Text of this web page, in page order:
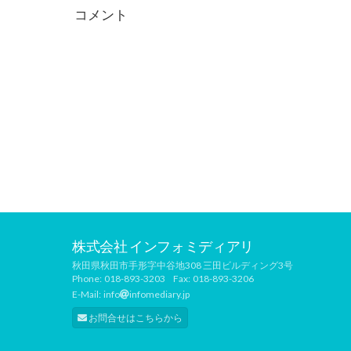
コメント
株式会社 インフォミディアリ
秋田県秋田市手形字中谷地308 三田ビルディング3号
Phone: 018-893-3203 Fax: 018-893-3206
E-Mail: info
infomediary.jp
お問合せはこちらから